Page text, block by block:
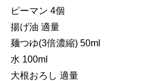
ピーマン 4個
揚げ油 適量
麺つゆ(3倍濃縮) 50ml
水 100ml
大根おろし 適量